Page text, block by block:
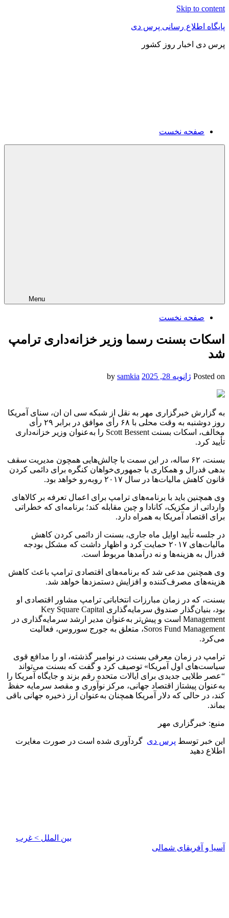
Skip to content
پایگاه اطلاع رسانی پرس دی
پرس دی اخبار روز کشور
صفحه نخست
Menu
صفحه نخست
اسکات بسنت رسما وزیر خزانه‌داری ترامپ
شد
Posted on ژانویه 28, 2025 samkia
به گزارش خبرگزاری مهر به نقل از شبکه سی ان ان، سنای آمریکا
روز دوشنبه به وقت محلی با ۶۸ رأی موافق در برابر ۲۹ رأی
مخالف، اسکات بسنت
Scott Bessent را به‌عنوان وزیر خزانه‌داری
تأیید کرد.
بسنت
، ۶۲ ساله، در این سمت با چالش‌هایی همچون مدیریت سقف
بدهی فدرال و همکاری با جمهوری‌خواهان کنگره برای دائمی کردن
قانون کاهش مالیات‌ها در سال ۲۰۱۷ روبه‌رو خواهد بود.
وی همچنین باید با برنامه‌های ترامپ برای اعمال تعرفه بر کالاهای
وارداتی از مکزیک، کانادا و چین مقابله کند؛ برنامه‌ای که خطراتی
برای اقتصاد آمریکا به همراه دارد.
در جلسه تأیید اوایل ماه جاری، بسنت از دائمی کردن کاهش
مالیات‌های ۲۰۱۷ حمایت کرد و اظهار داشت که مشکل بودجه
فدرال به هزینه‌ها و نه درآمدها مربوط است.
وی همچنین مدعی شد که برنامه‌های اقتصادی ترامپ باعث کاهش
هزینه‌های مصرف‌کننده و افزایش دستمزدها خواهد شد.
بسنت، که در زمان مبارزات انتخاباتی ترامپ مشاور اقتصادی او
بود، بنیان‌گذار صندوق سرمایه‌گذاری Key Square Capital
Management است و پیش‌تر به‌عنوان مدیر ارشد سرمایه‌گذاری در
Soros Fund Management، متعلق به جورج
سوروس، فعالیت
می‌کرد.
ترامپ در زمان معرفی بسنت در نوامبر گذشته، او را مدافع قوی
سیاست‌های اول آمریکا» توصیف کرد و گفت که بسنت می‌تواند
“عصر طلایی جدیدی برای ایالات متحده رقم بزند و جایگاه آمریکا را
به‌عنوان پیشتاز اقتصاد جهانی، مرکز نوآوری و مقصد سرمایه حفظ
کند، در حالی که دلار آمریکا همچنان به‌عنوان ارز ذخیره جهانی باقی
بماند.
منبع: خبرگزاری مهر
این خبر توسط پرس دی گردآوری شده است در صورت مغایرت
اطلاع دهید
بین الملل > غرب
آسیا و آفریقای شمالی